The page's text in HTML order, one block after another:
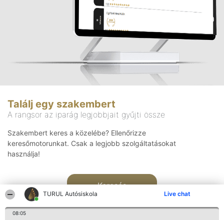
TURUL Autósiskola Live chat
08:05
Találj egy szakembert
A rangsor az iparág legjobbjait gyűjti össze
Szakembert keres a közelébe? Ellenőrizze
keresőmotorunkat. Csak a legjobb szolgáltatásokat
használja!
Keresés